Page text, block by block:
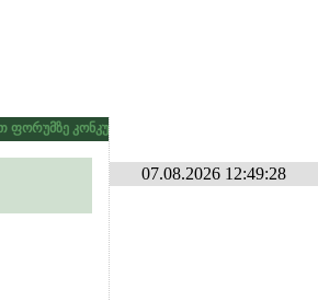
კონკურსების განყოფილებაში
07.08.2026 12:49:28